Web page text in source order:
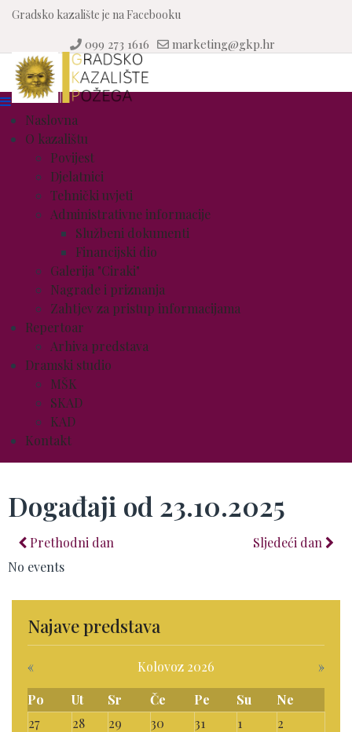
Gradsko kazalište je na Facebooku
099 273 1616 marketing@gkp.hr
Naslovna
O kazalištu
Povijest
Djelatnici
Tehnički uvjeti
Administrativne informacije
Službeni dokumenti
Financijski dio
Galerija "Ciraki"
Nagrade i priznanja
Zahtjev za pristup informacijama
Repertoar
Arhiva predstava
Dramski studio
MŠK
SKAD
KAD
Kontakt
Događaji od 23.10.2025
Prethodni dan
Sljedeći dan
No events
Najave predstava
« Kolovoz 2026
»
Po
Ut Sr Če Pe Su
Ne
27
28 29 30 31 1
2